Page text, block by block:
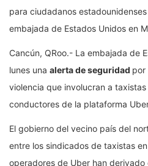
para ciudadanos
embajada de Estados Unidos en
Cancún, QRoo.- La embajada de
lunes una alerta de seguridad por
violencia que involucran a
conductores de la plataforma
El gobierno del vecino país del
entre los sindicados de taxistas
operadores de Uber han